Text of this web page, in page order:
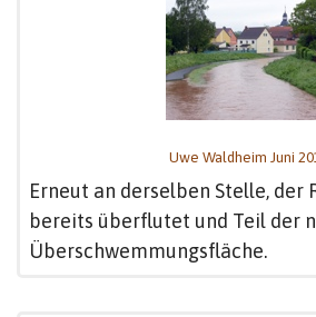
Uwe Waldheim Juni
Erneut an derselben Stelle, der
bereits überflutet und Teil der
Überschwemmungsfläche.